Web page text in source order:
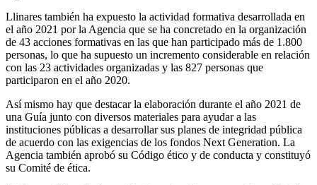
Llinares también ha expuesto la actividad formativa desarrollada en
el año 2021 por la Agencia que se ha concretado en la organización
de 43 acciones formativas en las que han participado más de 1.800
personas, lo que ha supuesto un incremento considerable en relación
con las 23 actividades organizadas y las 827 personas que
participaron en el año 2020.
Así mismo hay que destacar la elaboración durante el año 2021 de
una Guía junto con diversos materiales para ayudar a las
instituciones públicas a desarrollar sus planes de integridad pública
de acuerdo con las exigencias de los fondos Next Generation. La
Agencia también aprobó su Código ético y de conducta y constituyó
su Comité de ética.